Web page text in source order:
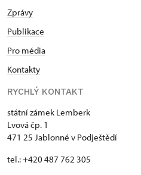
Zprávy
Publikace
Pro média
Kontakty
RYCHLÝ KONTAKT
státní zámek Lemberk
Lvová čp. 1
471 25 Jablonné v Podještědí
tel.: +420 487 762 305